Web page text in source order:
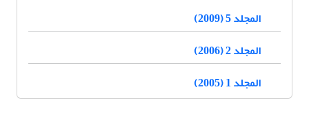
المجلد 5 (2009)
المجلد 2 (2006)
المجلد 1 (2005)